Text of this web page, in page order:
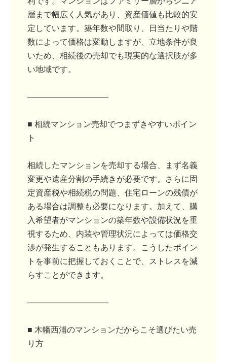
層まで幅広く人気があり、資産価値も比較的安
定しています。築年数や間取り、日当たりや階
数によって価格は変動しますが、立地条件が良
いため、相続後の売却でも現実的な選択肢が多
い地域です。
――――――――――
■ 相続マンション売却でつまずきやすいポイン
ト
相続したマンションを売却する場合、まず名義
変更や遺産分割の手続きが必要です。さらに固
定資産税や相続税の問題、住宅ローンの残債が
ある場合は調整も必要になります。加えて、購
入希望者がマンションの築年数や設備状況を重
視するため、内装や管理状況によっては価格交
渉が発生することもあります。こうしたポイン
トを事前に把握しておくことで、ストレスを減
らすことができます。
――――――――――
■ 木幡西浦のマンションだからこそ選びたい売
り方